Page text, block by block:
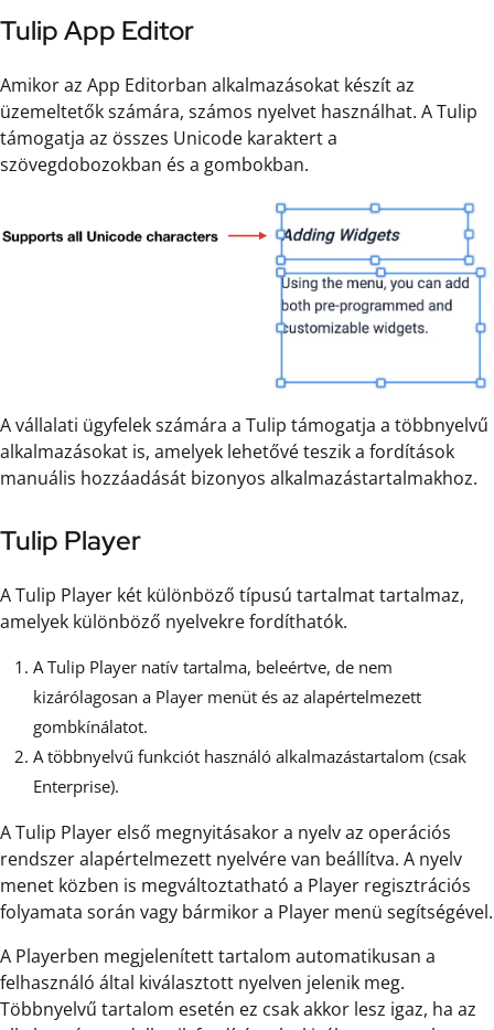
Tulip App Editor
Amikor az App Editorban alkalmazásokat készít az
üzemeltetők számára, számos nyelvet használhat. A Tulip
támogatja az összes Unicode karaktert a
szövegdobozokban és a gombokban.
A vállalati ügyfelek számára a Tulip támogatja a többnyelvű
alkalmazásokat is, amelyek lehetővé teszik a fordítások
manuális hozzáadását bizonyos alkalmazástartalmakhoz.
Tulip Player
A Tulip Player két különböző típusú tartalmat tartalmaz,
amelyek különböző nyelvekre fordíthatók.
A Tulip Player natív tartalma, beleértve, de nem
kizárólagosan a Player menüt és az alapértelmezett
gombkínálatot.
A többnyelvű funkciót használó alkalmazástartalom (csak
Enterprise).
A Tulip Player első megnyitásakor a nyelv az operációs
rendszer alapértelmezett nyelvére van beállítva. A nyelv
menet közben is megváltoztatható a Player regisztrációs
folyamata során vagy bármikor a Player menü segítségével.
A Playerben megjelenített tartalom automatikusan a
felhasználó által kiválasztott nyelven jelenik meg.
Többnyelvű tartalom esetén ez csak akkor lesz igaz, ha az